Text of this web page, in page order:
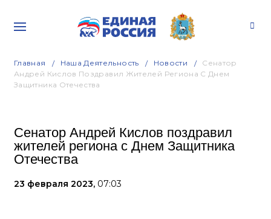
Главная Наша Деятельность Новости
Сенатор
Андрей Кислов Поздравил Жителей Региона С Днем
Защитника Отечества
Сенатор Андрей Кислов поздравил
жителей региона с Днем Защитника
Отечества
23 февраля 2023, 07:03